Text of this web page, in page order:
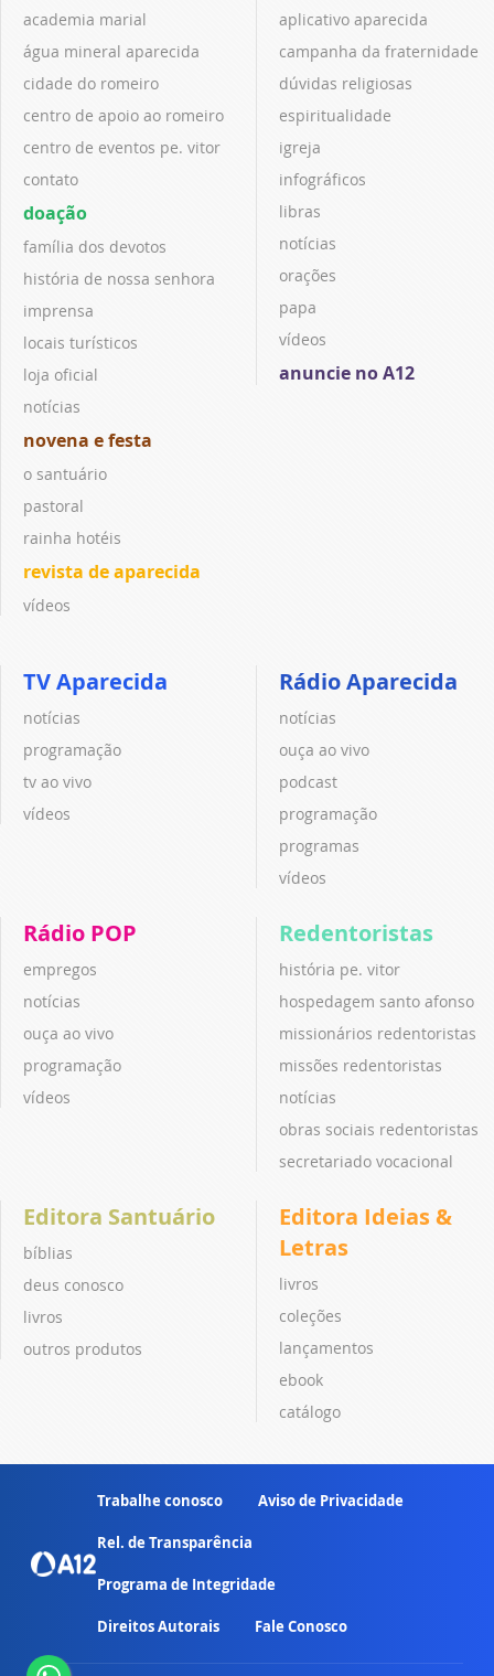
academia marial
água mineral aparecida
cidade do romeiro
centro de apoio ao romeiro
centro de eventos pe. vitor
contato
doação
família dos devotos
história de nossa senhora
imprensa
locais turísticos
loja oficial
notícias
novena e festa
o santuário
pastoral
rainha hotéis
revista de aparecida
vídeos
aplicativo aparecida
campanha da fraternidade
dúvidas religiosas
espiritualidade
igreja
infográficos
libras
notícias
orações
papa
vídeos
anuncie no A12
TV Aparecida
notícias
programação
tv ao vivo
vídeos
Rádio Aparecida
notícias
ouça ao vivo
podcast
programação
programas
vídeos
Rádio POP
empregos
notícias
ouça ao vivo
programação
vídeos
Redentoristas
história pe. vitor
hospedagem santo afonso
missionários redentoristas
missões redentoristas
notícias
obras sociais redentoristas
secretariado vocacional
Editora Santuário
bíblias
deus conosco
livros
outros produtos
Editora Ideias &
Letras
livros
coleções
lançamentos
ebook
catálogo
Trabalhe conosco Aviso de Privacidade
Rel. de Transparência
Programa de Integridade
Direitos Autorais Fale Conosco